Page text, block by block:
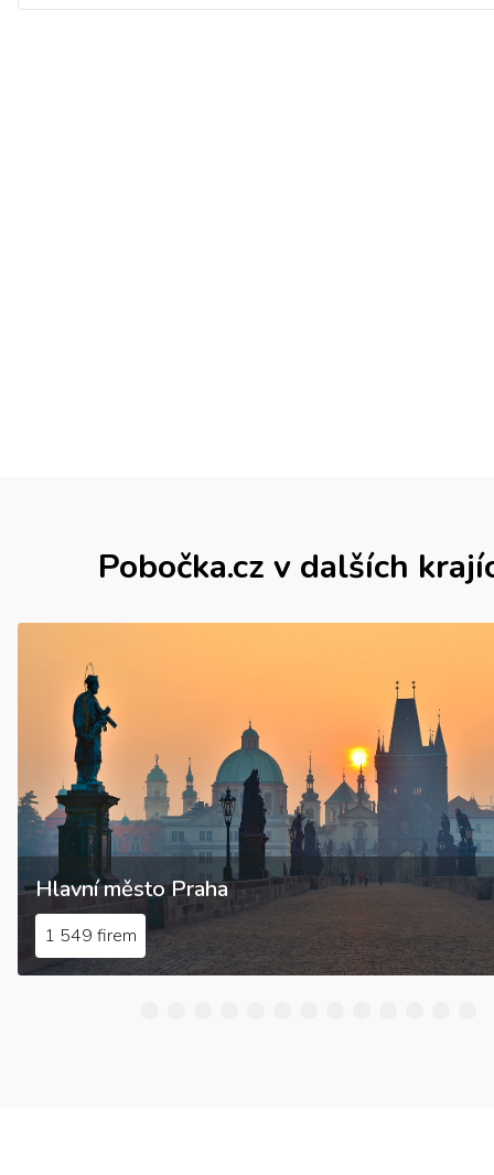
Pobočka.cz v dalších
Hlavní město Praha
1 549 firem